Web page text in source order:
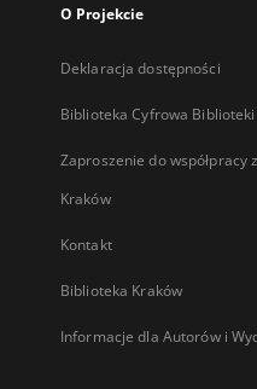
O Projekcie
Deklaracja dostępności
Biblioteka Cyfrowa
Zaproszenie do
Kraków
Kontakt
Biblioteka Kraków
Informacje dla Autorów i